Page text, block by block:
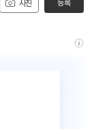
사진 등록